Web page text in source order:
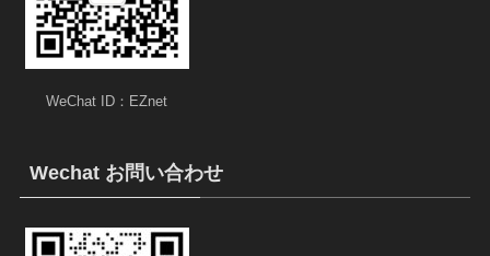
WeChat ID：EZnet
Wechat お問い合わせ